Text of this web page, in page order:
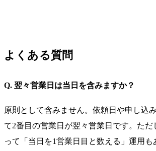
よくある質問
Q. 翌々営業日は当日を含みますか？
原則として含みません。依頼日や申し込
て2番目の営業日が翌々営業日です。ただ
って「当日を1営業日目と数える」運用